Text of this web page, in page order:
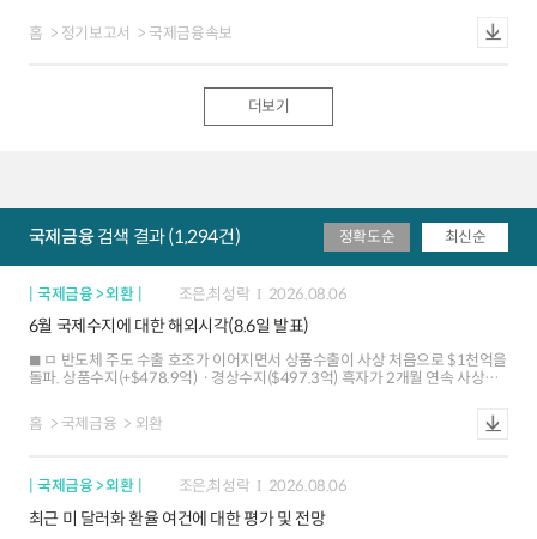
가능성 언급 ■ 해외시각: 미국 국채금리 상승, 유가는 조연이며 핵심은 연준의
긴축 가능성 ○ 미국 실물 경제와 금융자산 가격의 괴리, 경제 충격의 잠재
○ 환율: 달러화지수는 주요 국채금리 상승, 안전자산 선호 강화 등이 배경
홈 정기보고서 국제금융속보
더보기
국제금융검색 결과 (1,294건) 정확도순 최신순
국제금융 > 외환 조은,최성락 2026.08.06
6월 국제수지에 대한 해외시각(8.6일 발표)
ㅁ 반도체 주도 수출 호조가 이어지면서 상품수출이 사상 처음으로 $1천억을
돌파. 상품수지(+$478.9억)ㆍ경상수지($497.3억) 흑자가 2개월 연속 사상
지속될 것으로 전망하는 가운데, 외국인 주식자금 순유입 재개 가능성도
존재하는 것으로 평가 ㅁ 경상수지 흑자의 호조 지속과 외국인 주식자금 재유입
홈 국제금융 외환
국제금융 > 외환 조은,최성락 2026.08.06
최근 미 달러화 환율 여건에 대한 평가 및 전망